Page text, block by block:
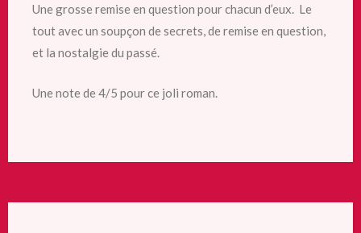
Une grosse remise en question pour chacun d’eux. Le
tout avec un soupçon de secrets, de remise en question,
et la nostalgie du passé.
Une note de 4/5 pour ce joli roman.